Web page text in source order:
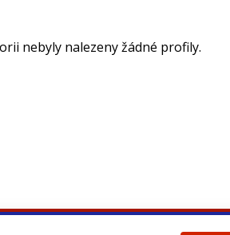
nebyly nalezeny žádné profily.